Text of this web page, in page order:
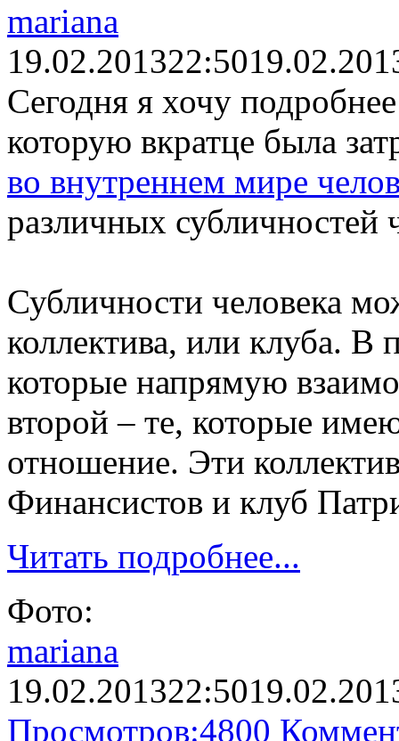
mariana
19.02.201322:50
Сегодня я хочу
которую вкратце была
во внутреннем мире
различных субличностей
Субличности человека
коллектива, или клуба. В
которые напрямую
второй – те, которые
отношение. Эти
Финансистов и клуб
Читать подробнее...
Фото:
mariana
19.02.201322:50
Просмотров:4800